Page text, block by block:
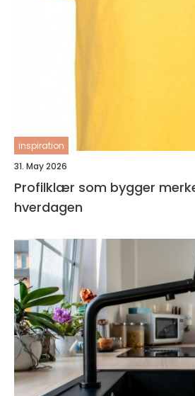
inspiration
31. May 2026
Profilklær som bygger
hverdagen